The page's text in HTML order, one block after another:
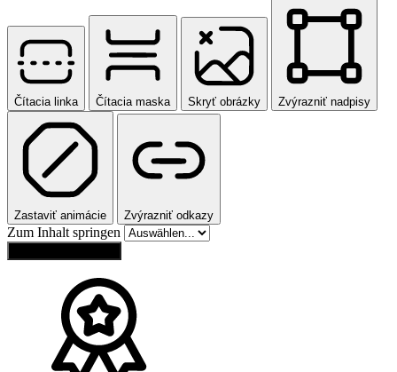
Čítacia linka Čítacia maska Skryť obrázky Zvýrazniť nadpisy
Zastaviť animácie Zvýrazniť odkazy
Zum Inhalt springen